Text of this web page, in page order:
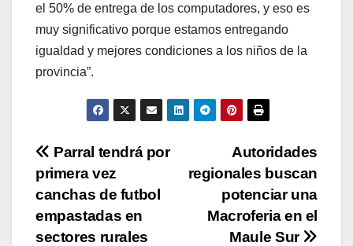
el 50% de entrega de los computadores, y eso es
muy significativo porque estamos entregando
igualdad y mejores condiciones a los niños de la
provincia”.
Navegación
de
entradas
Autoridades
regionales buscan
potenciar una
Macroferia en el
Maule Sur
Parral tendrá por
primera vez
canchas de futbol
empastadas en
sectores rurales